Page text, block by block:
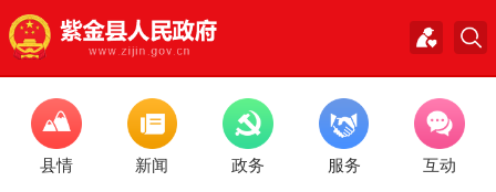
县情 新闻 政务 服务 互动